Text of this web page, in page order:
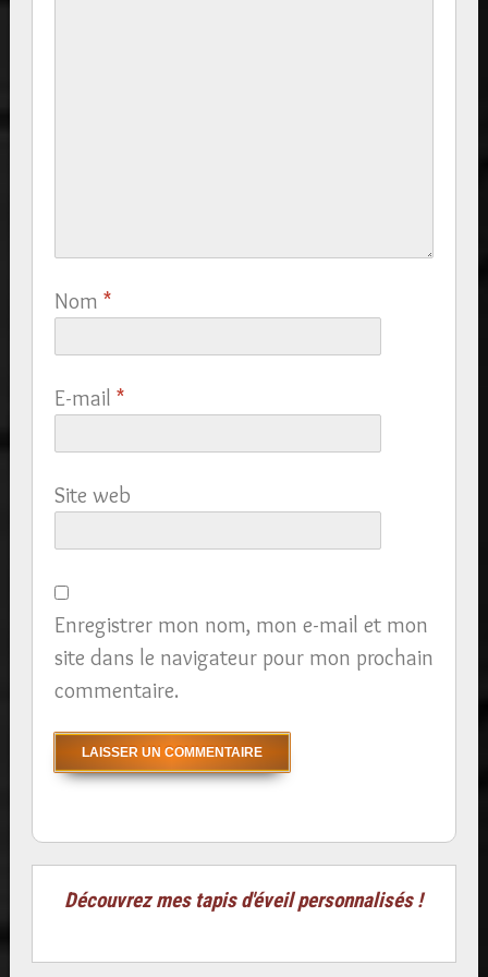
Nom *
E-mail *
Site web
Enregistrer mon nom, mon e-mail et mon
site dans le navigateur pour mon prochain
commentaire.
Découvrez mes tapis d'éveil personnalisés !